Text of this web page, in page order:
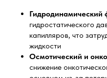
Гидродинамический
гидростатического
капилляров, что
жидкости
Осмотический и
снижение